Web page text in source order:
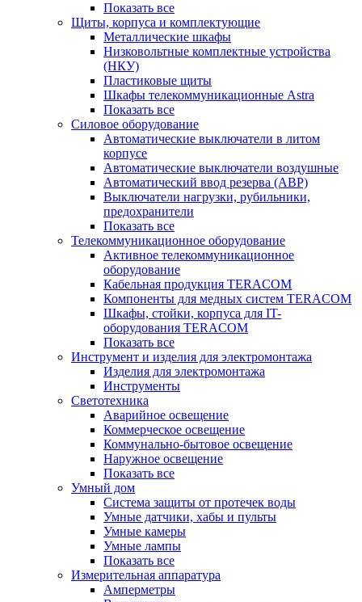
Показать все
Щиты, корпуса и комплектующие
Металлические шкафы
Низковольтные комплектные устройства
(НКУ)
Пластиковые щиты
Шкафы телекоммуникационные Astra
Показать все
Силовое оборудование
Автоматические выключатели в литом
корпусе
Автоматические выключатели воздушные
Автоматический ввод резерва (АВР)
Выключатели нагрузки, рубильники,
предохранители
Показать все
Телекоммуникационное оборудование
Активное телекоммуникационное
оборудование
Кабельная продукция TERACOM
Компоненты для медных систем TERACOM
Шкафы, стойки, корпуса для IT-
оборудования TERACOM
Показать все
Инструмент и изделия для электромонтажа
Изделия для электромонтажа
Инструменты
Светотехника
Аварийное освещение
Коммерческое освещение
Коммунально-бытовое освещение
Наружное освещение
Показать все
Умный дом
Система защиты от протечек воды
Умные датчики, хабы и пульты
Умные камеры
Умные лампы
Показать все
Измерительная аппаратура
Амперметры